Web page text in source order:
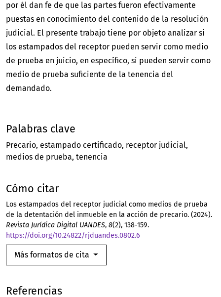
Palabras clave
Precario estampado certificado receptor judicial
medios de prueba tenencia
Cómo citar
Los estampados del receptor judicial como medios de prueba
de la detentación del inmueble en la acción de precario. (2024).
Revista Jurídica Digital UANDES, 8(2), 138-159.
https://doi.org/10.24822/rjduandes.0802.6
Más formatos de cita
por él dan fe de que las partes fueron efectivamente
puestas en conocimiento del contenido de la resolución
judicial. El presente trabajo tiene por objeto analizar si
los estampados del receptor pueden servir como medio
de prueba en juicio, en específico, si pueden servir como
medio de prueba suficiente de la tenencia del
demandado.
Referencias